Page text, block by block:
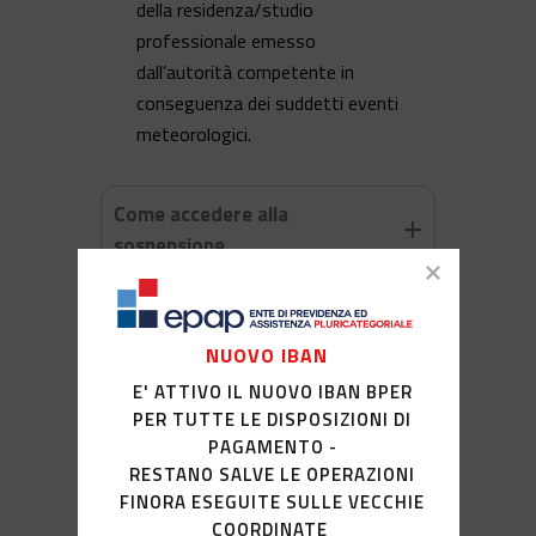
della residenza/studio
professionale emesso
dall’autorità competente in
conseguenza dei suddetti eventi
meteorologici.
Come accedere alla
sospensione
MODULISTICA
Scarica gli allegati
Richiesta sospensione versamenti
contributivi
Decreto Legge n. 25 del 27 febbraio
2026
NUOVO IBAN
E' ATTIVO IL NUOVO IBAN BPER
PER TUTTE LE DISPOSIZIONI DI
PAGAMENTO -
RESTANO SALVE LE OPERAZIONI
FINORA ESEGUITE SULLE VECCHIE
COORDINATE